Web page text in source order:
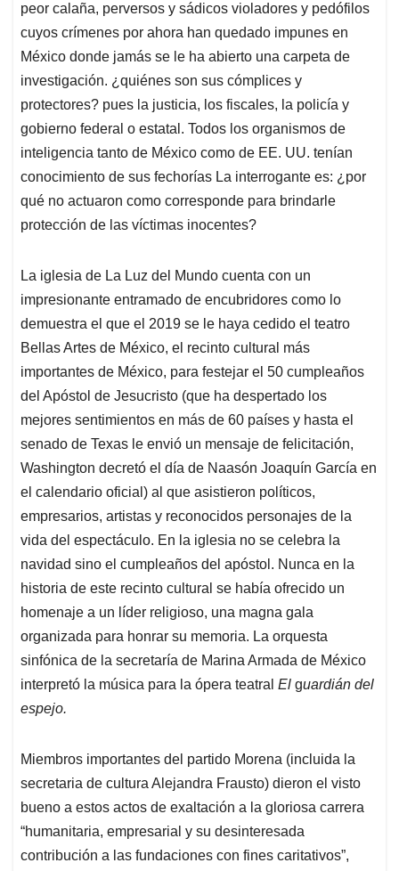
peor calaña, perversos y sádicos violadores y pedófilos
cuyos crímenes por ahora han quedado impunes en
México donde jamás se le ha abierto una carpeta de
investigación. ¿quiénes son sus cómplices y
protectores? pues la justicia, los fiscales, la policía y
gobierno federal o estatal. Todos los organismos de
inteligencia tanto de México como de EE. UU. tenían
conocimiento de sus fechorías La interrogante es: ¿por
qué no actuaron como corresponde para brindarle
protección de las víctimas inocentes?
La iglesia de La Luz del Mundo cuenta con un
impresionante entramado de encubridores como lo
demuestra el que el 2019 se le haya cedido el teatro
Bellas Artes de México, el recinto cultural más
importantes de México, para festejar el 50 cumpleaños
del Apóstol de Jesucristo (que ha despertado los
mejores sentimientos en más de 60 países y hasta el
senado de Texas le envió un mensaje de felicitación,
Washington decretó el día de Naasón Joaquín García en
el calendario oficial) al que asistieron políticos,
empresarios, artistas y reconocidos personajes de la
vida del espectáculo. En la iglesia no se celebra la
navidad sino el cumpleaños del apóstol. Nunca en la
historia de este recinto cultural se había ofrecido un
homenaje a un líder religioso, una magna gala
organizada para honrar su memoria. La orquesta
sinfónica de la secretaría de Marina Armada de México
interpretó la música para la ópera teatral El guardián del
espejo.
Miembros importantes del partido Morena (incluida la
secretaria de cultura Alejandra Frausto) dieron el visto
bueno a estos actos de exaltación a la gloriosa carrera
“humanitaria, empresarial y su desinteresada
contribución a las fundaciones con fines caritativos”,